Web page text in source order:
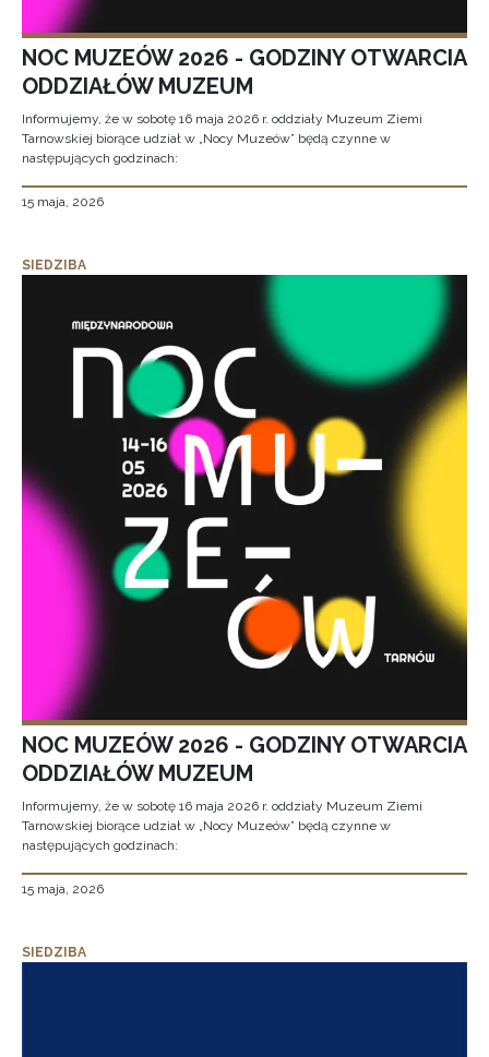
NOC MUZEÓW 2026 - GODZINY OTWARCIA
ODDZIAŁÓW MUZEUM
Informujemy, że w sobotę 16 maja 2026 r. oddziały Muzeum Ziemi
Tarnowskiej biorące udział w „Nocy Muzeów” będą czynne w
następujących godzinach:
15 maja, 2026
SIEDZIBA
NOC MUZEÓW 2026 - GODZINY OTWARCIA
ODDZIAŁÓW MUZEUM
Informujemy, że w sobotę 16 maja 2026 r. oddziały Muzeum Ziemi
Tarnowskiej biorące udział w „Nocy Muzeów” będą czynne w
następujących godzinach:
15 maja, 2026
SIEDZIBA